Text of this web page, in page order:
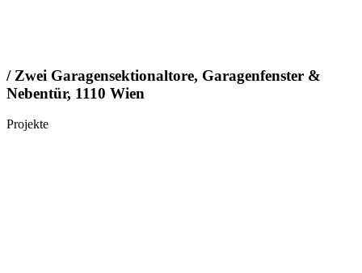
/ Zwei Garagensektionaltore, Garagenfenster &
Nebentür, 1110 Wien
Projekte